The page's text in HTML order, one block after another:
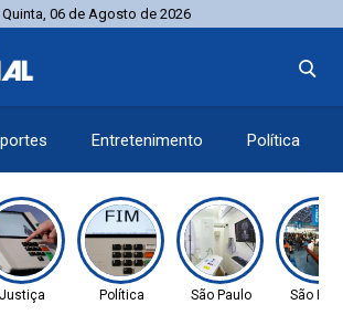
Quinta, 06 de Agosto de 2026
Entretenimento Política
Justiça Política São Paulo São